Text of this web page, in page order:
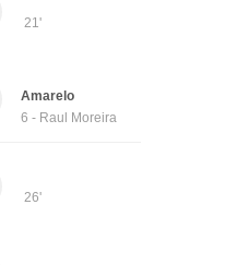
21'
Amarelo
6 - Raul Moreira
26'